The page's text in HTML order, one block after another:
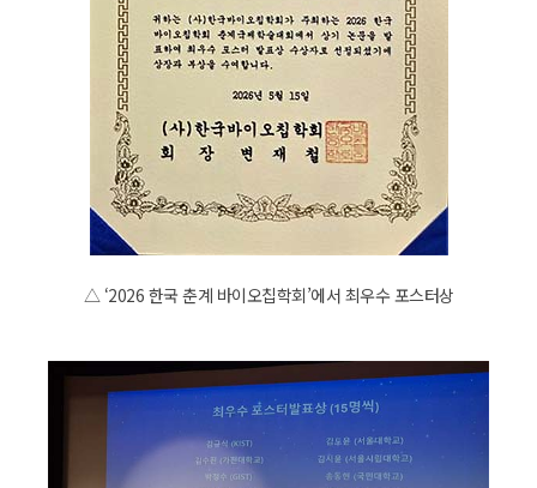
△ ‘2026 한국 춘계 바이오칩학회’에서 최우수 포스터상